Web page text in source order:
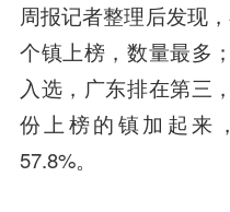
周报记者整理后发现
个镇上榜，数量最多
入选，广东排在第三
份上榜的镇加起来
57.8%。